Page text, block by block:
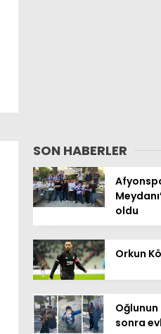
SON HABERLER
oldu
Orkun
sonra